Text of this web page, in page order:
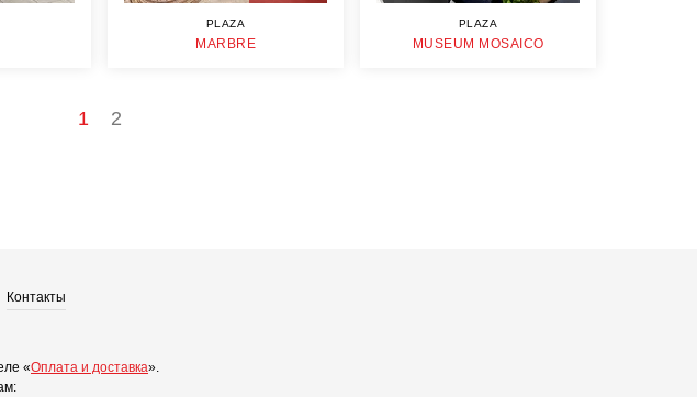
PLAZA
MARBRE
PLAZA
MUSEUM MOSAICO
1 2
Контакты
«Оплата и доставка».